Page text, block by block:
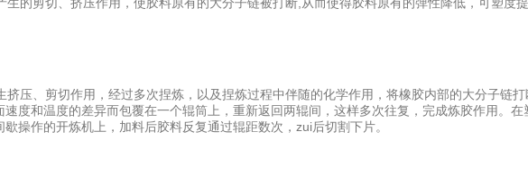
压、剪切作用，经过多次捏炼，以及捏炼过程中伴随的化学作用，将橡胶内部的大分子链
度和温度的差异而包覆在一个辊筒上，重新返回两辊间，这样多次往复，完成炼胶作用。
操作的开炼机上，加料后胶料反复通过辊距数次，zui后切割下片。